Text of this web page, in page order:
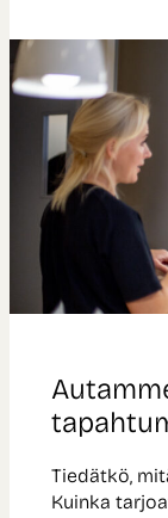
Tiedätkö,
Kuinka